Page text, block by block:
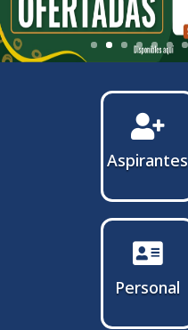

Aspirantes

Personal